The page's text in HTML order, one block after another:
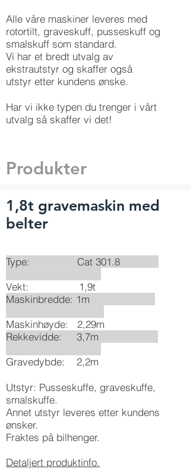
Alle våre maskiner leveres med
rotortilt, graveskuff, pusseskuff og
smalskuff som standard.
Vi har et bredt utvalg av
ekstrautstyr og skaffer også
utstyr etter kundens ønske.
Har vi ikke typen du trenger i vårt
utvalg så skaffer vi det!
Produkter
1,8t gravemaskin med
belter
Type: Cat 301.8
Vekt: 1,9t
Maskinbredde: 1m
Maskinhøyde: 2,29m
Rekkevidde: 3,7m
Gravedybde: 2,2m
Utstyr: Pusseskuffe, graveskuffe,
smalskuffe.
Annet utstyr leveres etter kundens
ønsker.
Fraktes på bilhenger.
Detaljert produktinfo.